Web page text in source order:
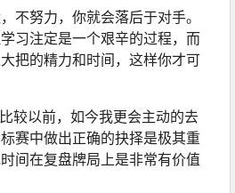
不努力，你就会落后于对手。
习注定是一个艰辛的过程，而
把的精力和时间，这样你才可
较以前，如今我更会主动的去
赛中做出正确的抉择是极其重
间在复盘牌局上是非常有价值